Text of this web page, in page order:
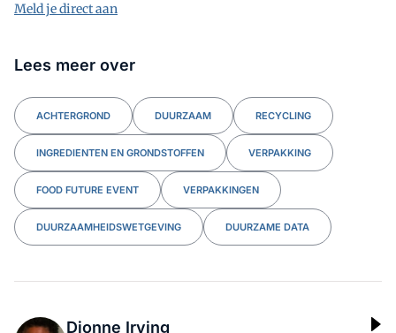
Meld je direct aan
Lees meer over
ACHTERGROND DUURZAAM RECYCLING
INGREDIENTEN EN GRONDSTOFFEN VERPAKKING
FOOD FUTURE EVENT VERPAKKINGEN
DUURZAAMHEIDSWETGEVING DUURZAME DATA
Dionne Irving